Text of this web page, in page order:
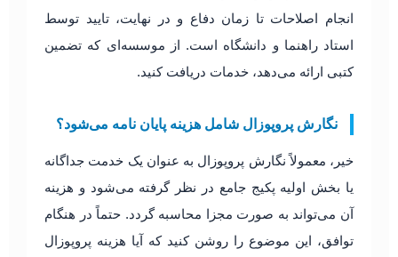
انجام اصلاحات تا زمان دفاع و در نهایت، تایید توسط
استاد راهنما و دانشگاه است. از موسسه‌ای که تضمین
کتبی ارائه می‌دهد، خدمات دریافت کنید.
نگارش پروپوزال شامل هزینه پایان نامه می‌شود؟
خیر، معمولاً نگارش پروپوزال به عنوان یک خدمت جداگانه
یا بخش اولیه پکیج جامع در نظر گرفته می‌شود و هزینه
آن می‌تواند به صورت مجزا محاسبه گردد. حتماً در هنگام
توافق، این موضوع را روشن کنید که آیا هزینه پروپوزال